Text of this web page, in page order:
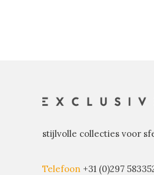
stijlvolle collecties voor
Telefoon +31 (0)297